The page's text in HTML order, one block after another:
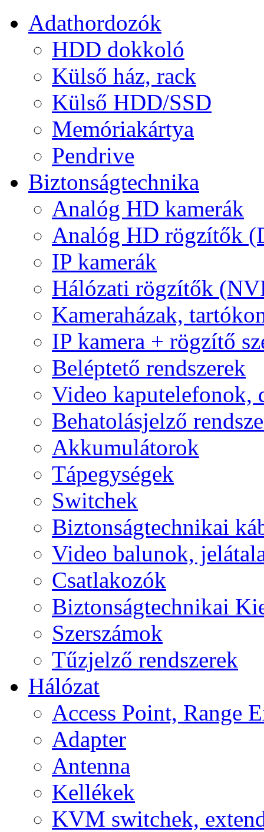
Adathordozók
HDD dokkoló
Külső ház, rack
Külső HDD/SSD
Memóriakártya
Pendrive
Biztonságtechnika
Analóg HD kamerák
Analóg HD rögzítők
IP kamerák
Hálózati rögzítők
Kameraházak,
IP kamera + rögzítő
Beléptető rendszerek
Video kaputelefonok,
Behatolásjelző
Akkumulátorok
Tápegységek
Switchek
Biztonságtechnikai
Video balunok,
Csatlakozók
Biztonságtechnikai
Szerszámok
Tűzjelző rendszerek
Hálózat
Access Point, Range
Adapter
Antenna
Kellékek
KVM switchek,